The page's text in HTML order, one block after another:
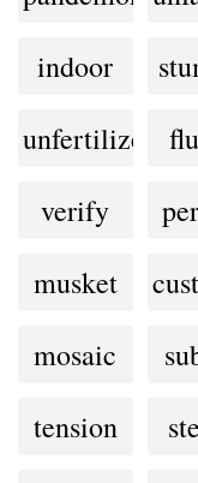
indoor
unfertilized
verify
musket
mosaic
tension